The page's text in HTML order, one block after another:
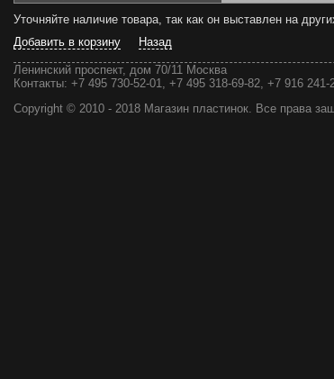
Уточняйте наличие товара, так как он выставлен на
Добавить в корзину
Назад
Ленинский проспект, дом 70/11 Москва
Контакты: +7 495 730-52-01, +7 495 318-69-82, +7 916 241-
Copyright © 2010 - 2018 Магазин пластинок. Все права